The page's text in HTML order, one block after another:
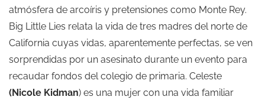
atmósfera de arcoíris y pretensiones como Monte Rey.
Big Little Lies relata la vida de tres madres del norte de
California cuyas vidas, aparentemente perfectas, se ven
sorprendidas por un asesinato durante un evento para
recaudar fondos del colegio de primaria. Celeste
(Nicole Kidman) es una mujer con una vida familiar